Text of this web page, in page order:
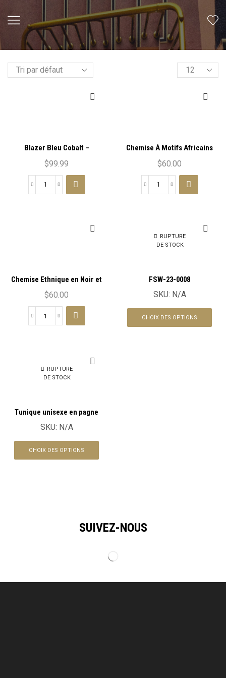
Blazer Bleu Cobalt –
L’Élégance Éthnique
$99.99
Chemise À Motifs Africains
Éclatants – Élégance et
$60.00
Chemise Ethnique en Noir et
Blanc : Le Classique
$60.00
RUPTURE
DE STOCK
FSW-23-0008
SKU: N/A
CHOIX DES OPTIONS
RUPTURE
DE STOCK
Tunique unisexe en pagne
africain en Wax FSW-23-0009
SKU: N/A
CHOIX DES OPTIONS
SUIVEZ-NOUS